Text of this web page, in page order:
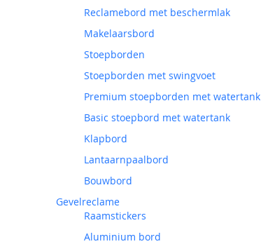
Reclamebord met beschermlak
Makelaarsbord
Stoepborden
Stoepborden met swingvoet
Premium stoepborden met watertank
Basic stoepbord met watertank
Klapbord
Lantaarnpaalbord
Bouwbord
Gevelreclame
Raamstickers
Aluminium bord